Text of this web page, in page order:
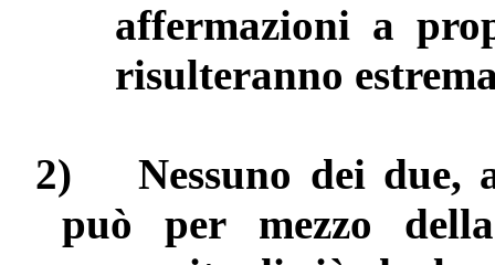
affermazioni a
risulteranno
2)
Nessuno dei due,
può per mezzo